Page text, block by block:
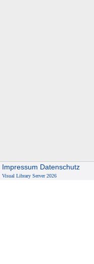
Impressum Datenschutz
Visual Library Server 2026